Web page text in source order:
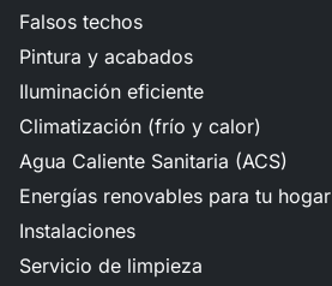
Falsos techos
Pintura y acabados
Iluminación eficiente
Climatización (frío y calor)
Agua Caliente Sanitaria (ACS)
Energías renovables para tu hogar
Instalaciones
Servicio de limpieza